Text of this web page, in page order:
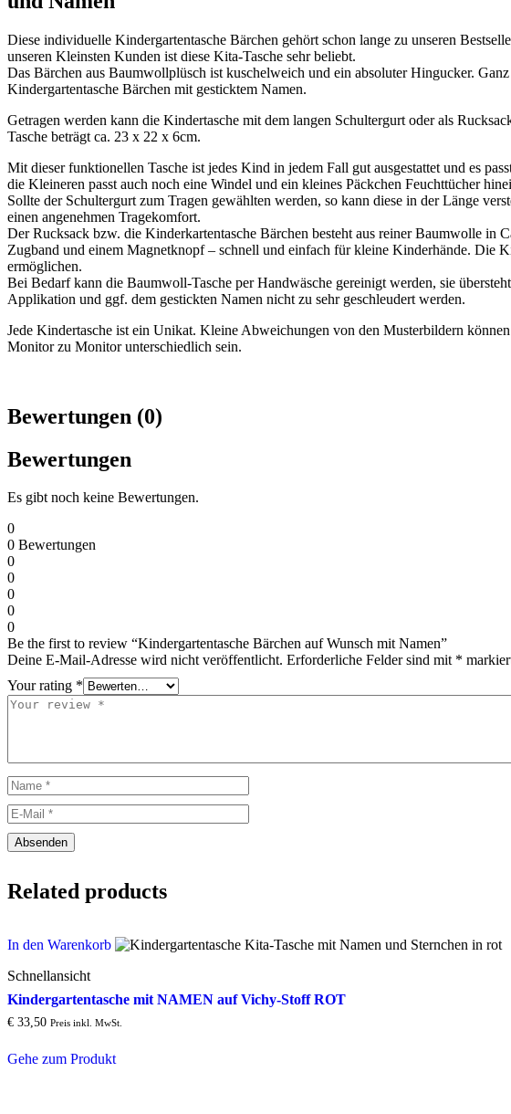
Diese individuelle Kindergartentasche Bärchen gehört schon lange zu unseren
unseren Kleinsten Kunden ist diese Kita-Tasche sehr beliebt.
Das Bärchen aus Baumwollplüsch ist kuschelweich und ein absoluter Hingucker.
Kindergartentasche Bärchen mit gesticktem Namen.
Getragen werden kann die Kindertasche mit dem langen Schultergurt oder als
Tasche beträgt ca. 23 x 22 x 6cm.
Mit dieser funktionellen Tasche ist jedes Kind in jedem Fall gut ausgestattet und es
die Kleineren passt auch noch eine Windel und ein kleines Päckchen Feuchttücher
Sollte der Schultergurt zum Tragen gewählten werden, so kann diese in der Länge
einen angenehmen Tragekomfort.
Der Rucksack bzw. die Kinderkartentasche Bärchen besteht aus reiner Baumwolle in
Zugband und einem Magnetknopf – schnell und einfach für kleine Kinderhände. Die
ermöglichen.
Bei Bedarf kann die Baumwoll-Tasche per Handwäsche gereinigt werden, sie
Applikation und ggf. dem gestickten Namen nicht zu sehr geschleudert werden.
Jede Kindertasche ist ein Unikat. Kleine Abweichungen von den Musterbildern
Monitor zu Monitor unterschiedlich sein.
Bewertungen (0)
Bewertungen
Es gibt noch keine Bewertungen.
0
0 Bewertungen
0
0
0
0
0
Be the first to review “Kindergartentasche Bärchen auf Wunsch mit Namen”
Deine E-Mail-Adresse wird nicht veröffentlicht. Erforderliche Felder sind mit *
Your rating *
Related products
In den Warenkorb
Schnellansicht
Kindergartentasche mit NAMEN auf Vichy-Stoff ROT
€ 33,50 Preis inkl. MwSt.
Gehe zum Produkt